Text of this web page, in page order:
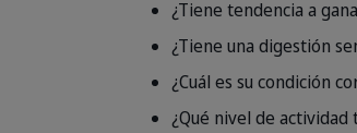
¿Tiene tendencia a
¿Tiene una digestión
¿Cuál es su condición
¿Qué nivel de actividad